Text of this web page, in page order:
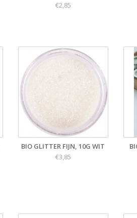
€2,85
BIO GLITTER FIJN, 10G WIT
€3,85